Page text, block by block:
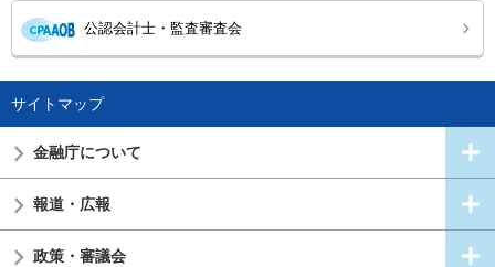
公認会計士・監査審査会
サイトマップ
金融庁について
報道・広報
政策・審議会